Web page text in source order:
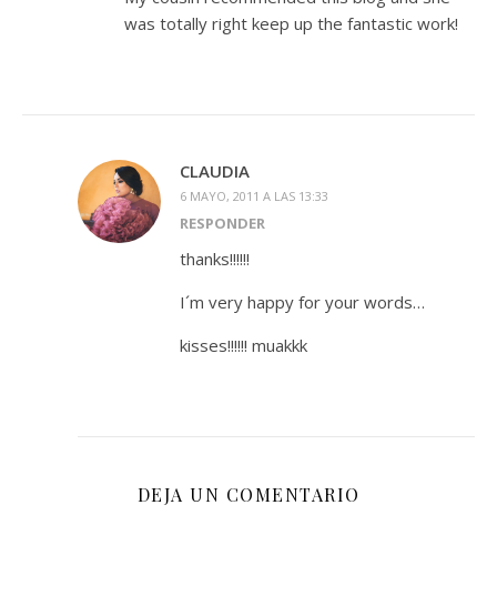
was totally right keep up the fantastic work!
CLAUDIA
6 MAYO, 2011 A LAS 13:33
RESPONDER
thanks!!!!!!
I´m very happy for your words…
kisses!!!!!! muakkk
DEJA UN COMENTARIO